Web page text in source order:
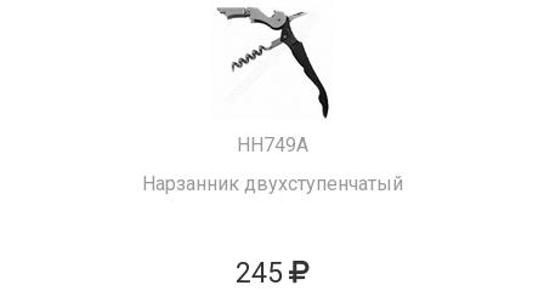
HH749A
Нарзанник двухступенчатый
245